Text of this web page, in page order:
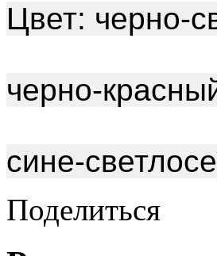
Цвет: черно-
черно-
сине-
Поделиться